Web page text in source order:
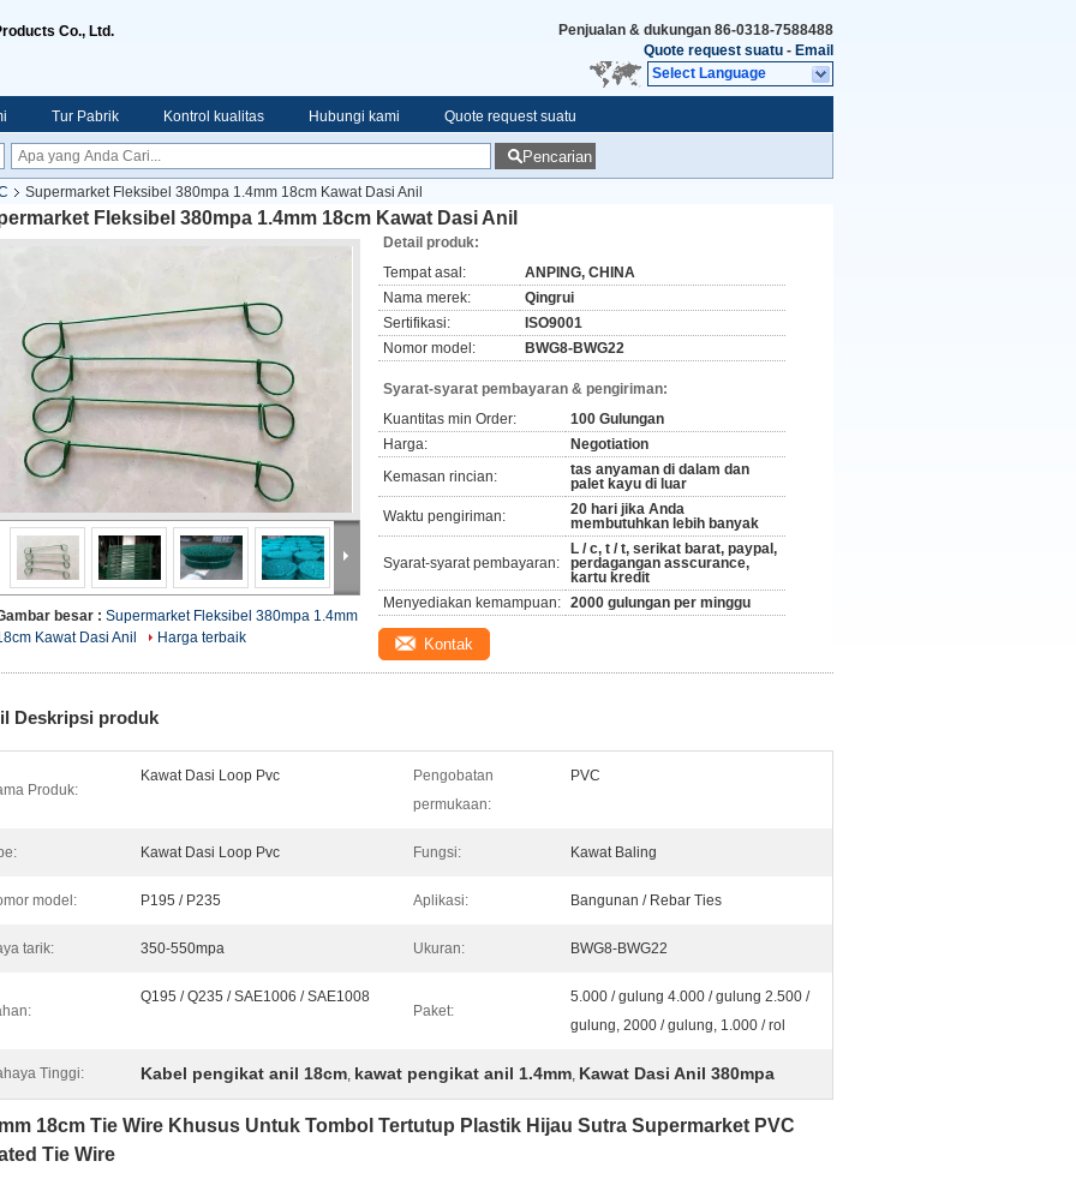
Co., Ltd.
Penjualan & dukungan 86-0318-7588488
Quote request suatu - Email
Select Language
Tur Pabrik Kontrol kualitas Hubungi kami Quote request suatu
Pencarian
Supermarket Fleksibel 380mpa 1.4mm 18cm Kawat Dasi Anil
Fleksibel 380mpa 1.4mm 18cm Kawat Dasi Anil
besar : Supermarket Fleksibel 380mpa 1.4mm
Kawat Dasi Anil
Harga terbaik
Detail produk:
Tempat asal:
ANPING, CHINA
Nama merek:
Qingrui
Sertifikasi:
ISO9001
Nomor model:
BWG8-BWG22
Syarat-syarat pembayaran & pengiriman:
Kuantitas min Order:
100 Gulungan
Harga:
Negotiation
Kemasan rincian:
tas anyaman di dalam dan
palet kayu di luar
Waktu pengiriman:
20 hari jika Anda
membutuhkan lebih banyak
Syarat-syarat pembayaran:
L / c, t / t, serikat barat, paypal,
perdagangan asscurance,
kartu kredit
Menyediakan kemampuan: 2000 gulungan per minggu
Kontak
Deskripsi produk
Produk:
Kawat Dasi Loop Pvc
Pengobatan
permukaan:
PVC
Kawat Dasi Loop Pvc Fungsi: Kawat Baling
model: P195 / P235 Aplikasi: Bangunan / Rebar Ties
tarik: 350-550mpa Ukuran: BWG8-BWG22
Q195 / Q235 / SAE1006 / SAE1008
Paket:
5.000 / gulung 4.000 / gulung 2.500 /
gulung, 2000 / gulung, 1.000 / rol
Tinggi: Kabel pengikat anil 18cm, kawat pengikat anil 1.4mm, Kawat Dasi Anil 380mpa
18cm Tie Wire Khusus Untuk Tombol Tertutup Plastik Hijau Sutra Supermarket PVC
Tie Wire